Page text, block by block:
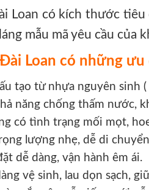
Loan có kích thước
mẫu mã yêu cầu của
Loan có những ưu
tạo từ nhựa nguyên sinh
năng chống thấm nước,
có tình trạng mối mọt,
lượng nhẹ, dễ di
dễ dàng, vận hành êm ái.
vệ sinh, lau dọn sạch,